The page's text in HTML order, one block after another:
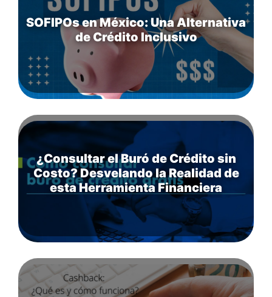
SOFIPOs en México: Una Alternativa
de Crédito Inclusivo
¿Consultar el Buró de Crédito sin
Costo? Desvelando la Realidad de
esta Herramienta Financiera